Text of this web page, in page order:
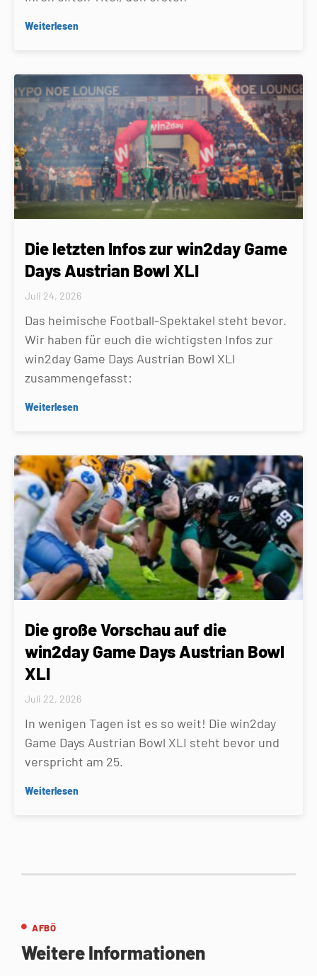
Weiterlesen
Die letzten Infos zur win2day Game
Days Austrian Bowl XLI
Juli 24, 2026
Das heimische Football-Spektakel steht bevor.
Wir haben für euch die wichtigsten Infos zur
win2day Game Days Austrian Bowl XLI
zusammengefasst:
Weiterlesen
Die große Vorschau auf die
win2day Game Days Austrian Bowl
XLI
Juli 22, 2026
In wenigen Tagen ist es so weit! Die win2day
Game Days Austrian Bowl XLI steht bevor und
verspricht am 25.
Weiterlesen
AFBÖ
Weitere Informationen